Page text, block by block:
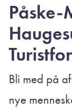
Påske-
Bli med på
nye